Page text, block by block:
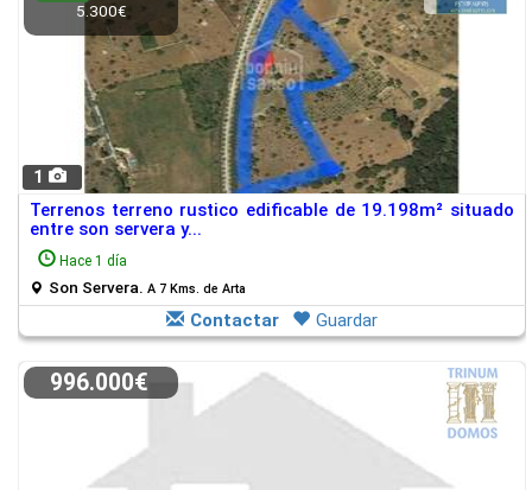
1
5.300€
Terrenos terreno rustico edificable de 19.198m² situado
entre son servera y...
Hace 1 día
Son Servera. A 7 Kms. de Arta
Contactar Guardar
996.000€